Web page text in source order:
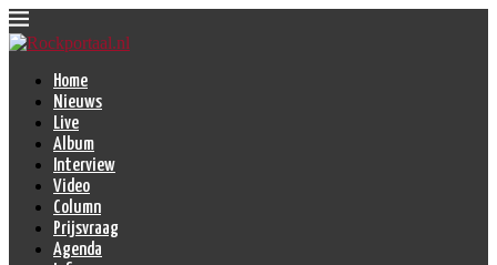
Home
Nieuws
Live
Album
Interview
Video
Column
Prijsvraag
Agenda